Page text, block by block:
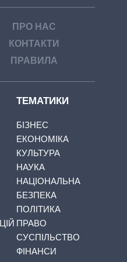
ПРО НАС
КОНТАКТИ
ПРАВИЛА
ТЕМАТИКИ
БІЗНЕС
ЕКОНОМІКА
КУЛЬТУРА
НАУКА
НАЦІОНАЛЬНА
БЕЗПЕКА
ПОЛІТИКА
ПРАВО
СУСПІЛЬСТВО
ФІНАНСИ